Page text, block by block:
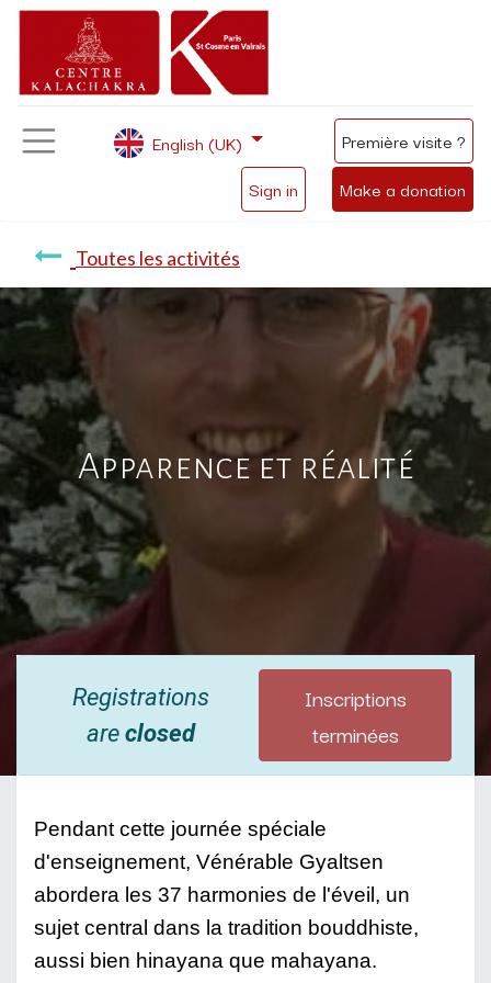
Sign in Make a donation
English (UK) Première visite ?
Toutes les activités
Apparence et réalité
Registrations
areclosed
Inscriptions
terminées
Pendant cette journée spéciale
d'enseignement, Vénérable Gyaltsen
abordera les 37 harmonies de l'éveil, un
sujet central dans la tradition bouddhiste,
aussi bien hinayana que mahayana.